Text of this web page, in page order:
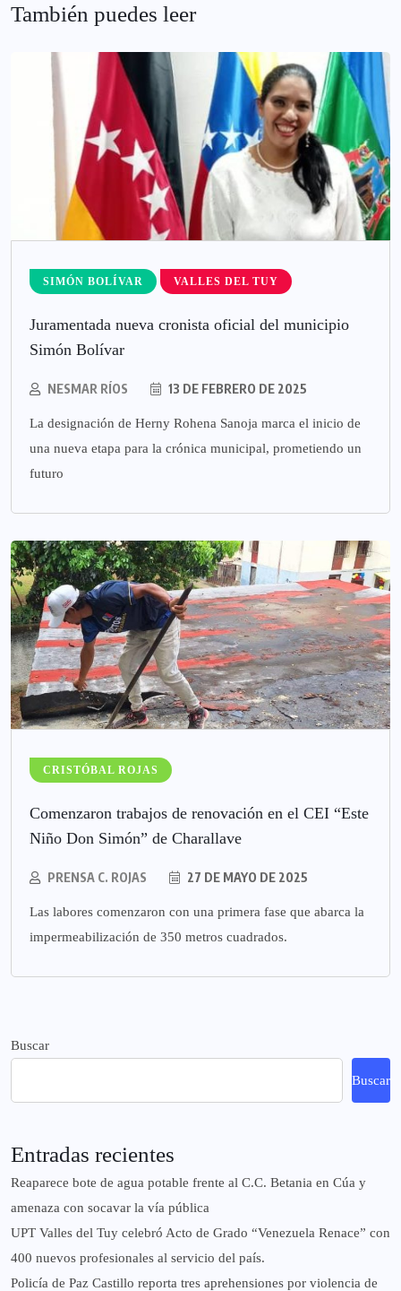
También puedes leer
SIMÓN BOLÍVAR VALLES DEL TUY
Juramentada nueva cronista oficial del municipio
Simón Bolívar
NESMAR RÍOS 13 DE FEBRERO DE 2025
La designación de Herny Rohena Sanoja marca el inicio de
una nueva etapa para la crónica municipal, prometiendo un
futuro
CRISTÓBAL ROJAS
Comenzaron trabajos de renovación en el CEI “Este
Niño Don Simón” de Charallave
PRENSA C. ROJAS 27 DE MAYO DE 2025
Las labores comenzaron con una primera fase que abarca la
impermeabilización de 350 metros cuadrados.
Buscar
Buscar
Entradas recientes
Reaparece bote de agua potable frente al C.C. Betania en Cúa y
amenaza con socavar la vía pública
UPT Valles del Tuy celebró Acto de Grado “Venezuela Renace” con
400 nuevos profesionales al servicio del país.
‎Policía de Paz Castillo reporta tres aprehensiones por violencia de